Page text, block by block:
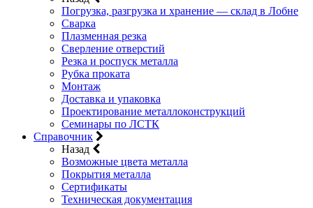
Погрузка, разгрузка и хранение — склад в Лобне
Сварка
Плазменная резка
Сверление отверстий
Резка и роспуск металла
Рубка проката
Монтаж
Доставка и упаковка
Проектирование металлоконструкций
Семинары по ЛСТК
Справочник
Назад
Возможные цвета металла
Покрытия металла
Сертификаты
Техническая документация